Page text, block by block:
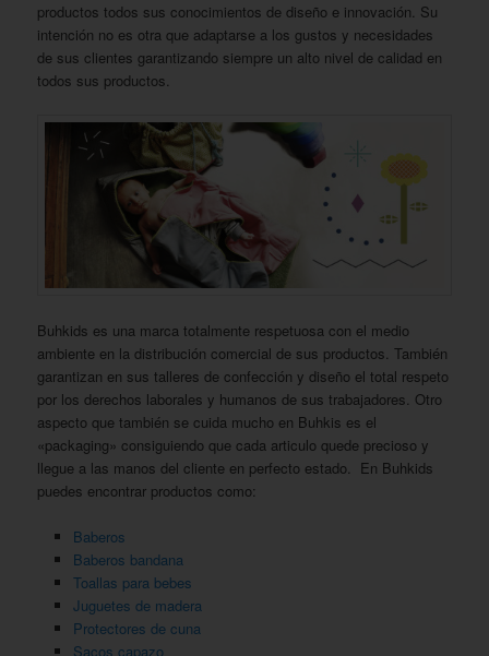
productos todos sus conocimientos de diseño e innovación. Su
intención no es otra que adaptarse a los gustos y necesidades
de sus clientes garantizando siempre un alto nivel de calidad en
todos sus productos.
Buhkids es una marca totalmente respetuosa con el medio
ambiente en la distribución comercial de sus productos. También
garantizan en sus talleres de confección y diseño el total respeto
por los derechos laborales y humanos de sus trabajadores. Otro
aspecto que también se cuida mucho en Buhkis es el
«packaging» consiguiendo que cada articulo quede precioso y
llegue a las manos del cliente en perfecto estado. En Buhkids
puedes encontrar productos como:
Baberos
Baberos bandana
Toallas para bebes
Juguetes de madera
Protectores de cuna
Sacos capazo